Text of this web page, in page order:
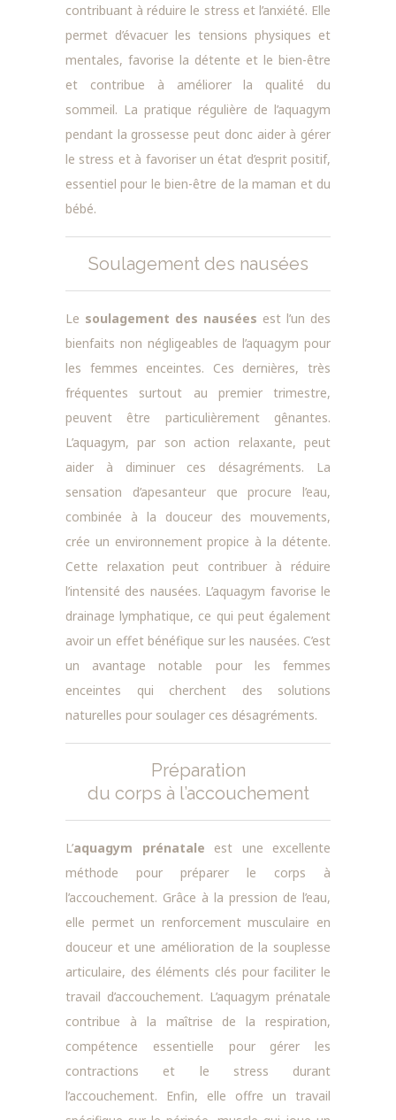
contribuant à réduire le stress et l’anxiété. Elle
permet d’évacuer les tensions physiques et
mentales, favorise la détente et le bien-être
et contribue à améliorer la qualité du
sommeil. La pratique régulière de l’aquagym
pendant la grossesse peut donc aider à gérer
le stress et à favoriser un état d’esprit positif,
essentiel pour le bien-être de la maman et du
bébé.
Soulagement des nausées
Le soulagement des nausées est l’un des
bienfaits non négligeables de l’aquagym pour
les femmes enceintes. Ces dernières, très
fréquentes surtout au premier trimestre,
peuvent être particulièrement gênantes.
L’aquagym, par son action relaxante, peut
aider à diminuer ces désagréments. La
sensation d’apesanteur que procure l’eau,
combinée à la douceur des mouvements,
crée un environnement propice à la détente.
Cette relaxation peut contribuer à réduire
l’intensité des nausées. L’aquagym favorise le
drainage lymphatique, ce qui peut également
avoir un effet bénéfique sur les nausées. C’est
un avantage notable pour les femmes
enceintes qui cherchent des solutions
naturelles pour soulager ces désagréments.
Préparation
du corps à l’accouchement
L’aquagym prénatale est une excellente
méthode pour préparer le corps à
l’accouchement. Grâce à la pression de l’eau,
elle permet un renforcement musculaire en
douceur et une amélioration de la souplesse
articulaire, des éléments clés pour faciliter le
travail d’accouchement. L’aquagym prénatale
contribue à la maîtrise de la respiration,
compétence essentielle pour gérer les
contractions et le stress durant
l’accouchement. Enfin, elle offre un travail